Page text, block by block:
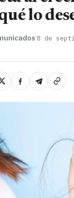
lo
·8 de